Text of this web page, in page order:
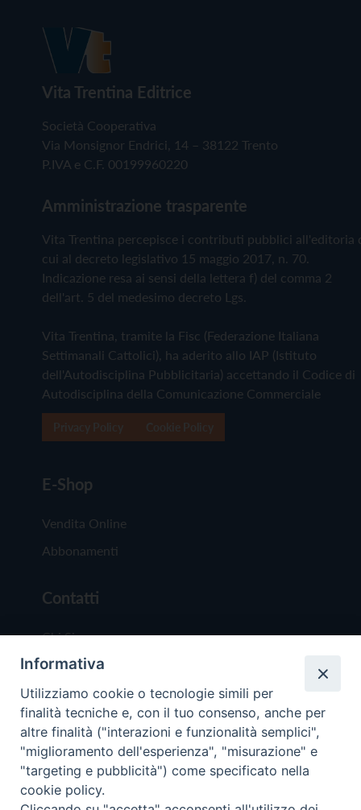
Vita Trentina Editrice
Società Cooperativa
Via Monsignor Endrici, 14 – 38122 Trento
P.IVA e C.F. 00199960220
Amministrazione trasparente
Vita Trentina percepisce i contributi pubblici all'editoria
cui al decreto legislativo 15 maggio 2017, n. 70.
Indicazione resa ai sensi della lettera f) del comma 2
dell'art. 5 del medesimo decreto Lgs.
Vita Trentina, tramite la Fisc (Federazione Italiana
Settimanali Cattolici), ha aderito allo IAP (Istituto
dell'Autodisciplina Pubblicitaria) accettando il Codice di
Autodisciplina della Comunicazione Commerciale
E-Shop
Vendita Online
Abbonamenti
Contatti
Chi Siamo
Redazione
Scrivici
Copyright © 2019 - Tutti i diritti riservati - Vita
Informativa
Utilizziamo cookie o tecnologie simili per
finalità tecniche e, con il tuo consenso, anche per
altre finalità ("interazioni e funzionalità semplici",
"miglioramento dell'esperienza", "misurazione" e
"targeting e pubblicità") come specificato nella
cookie policy.